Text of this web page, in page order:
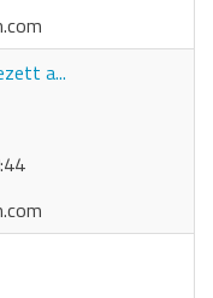
a...